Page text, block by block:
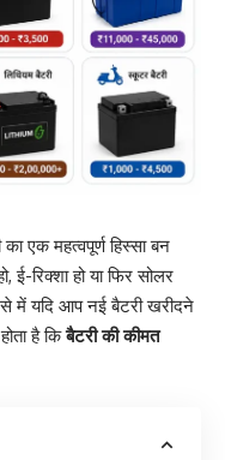
एक महत्वपूर्ण हिस्सा बन
ई-रिक्शा हो या फिर सोलर
में यदि आप नई बैटरी खरीदने
है किबैटरी की कीमत